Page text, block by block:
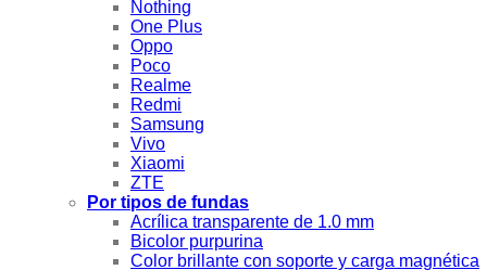
Nothing
One Plus
Oppo
Poco
Realme
Redmi
Samsung
Vivo
Xiaomi
ZTE
Por tipos de fundas
Acrílica transparente de 1.0 mm
Bicolor purpurina
Color brillante con soporte y carga magnética